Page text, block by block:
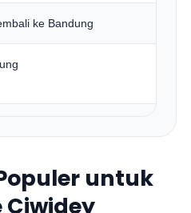
ke Bandung
untuk
Ciwidey